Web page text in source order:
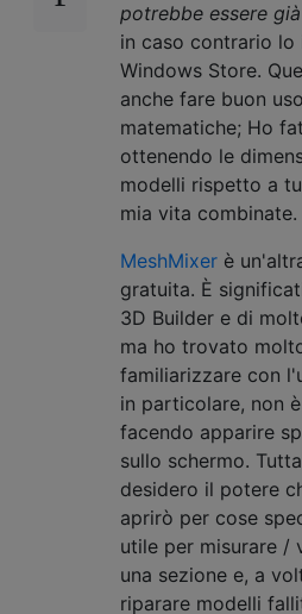
potrebbe essere
in caso contrario
Windows Store.
anche fare buon
matematiche; Ho
ottenendo le
modelli rispetto a
mia vita combinate.
MeshMixer è
gratuita. È
3D Builder e di
ma ho trovato
familiarizzare con
in particolare, non
facendo apparire
sullo schermo.
desidero il potere
aprirò per cose
utile per misurare /
una sezione e, a
riparare modelli